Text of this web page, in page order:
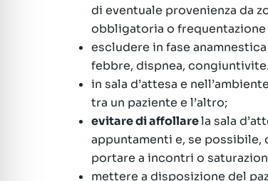
di eventuale provenienza da
obbligatoria o
escludere in fase anamnestica
febbre, dispnea,
in sala d’attesa e
tra un paziente e l’altro;
evitare di affollarela sala
appuntamenti e, se
portare a incontri o
mettere a disposizione del